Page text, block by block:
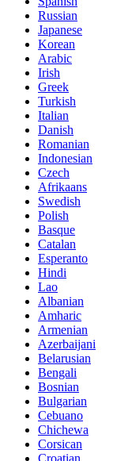
Russian
Japanese
Korean
Arabic
Irish
Greek
Turkish
Italian
Danish
Romanian
Indonesian
Czech
Afrikaans
Swedish
Polish
Basque
Catalan
Esperanto
Hindi
Lao
Albanian
Amharic
Armenian
Azerbaijani
Belarusian
Bengali
Bosnian
Bulgarian
Cebuano
Chichewa
Corsican
Croatian